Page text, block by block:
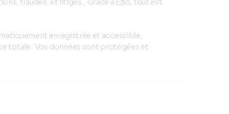
enregistrée et accessible,
totale. Vos données sont protégées et